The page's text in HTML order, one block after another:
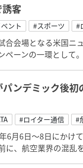
客
ント #スポーツ #
合会場となる米国ニ
ーンの一環として。
ンデミック後初
#ロイター通信 #
6月6日～8日にかけ
に、航空業界の混乱